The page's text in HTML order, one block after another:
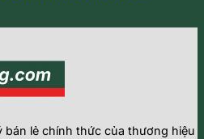
bán lẻ chính thức của thương hiệu